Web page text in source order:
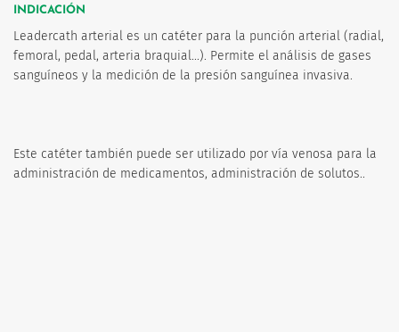
INDICACIÓN
Leadercath arterial es un catéter para la punción arterial (radial,
femoral, pedal, arteria braquial...). Permite el análisis de gases
sanguíneos y la medición de la presión sanguínea invasiva.
Este catéter también puede ser utilizado por vía venosa para la
administración de medicamentos, administración de solutos..